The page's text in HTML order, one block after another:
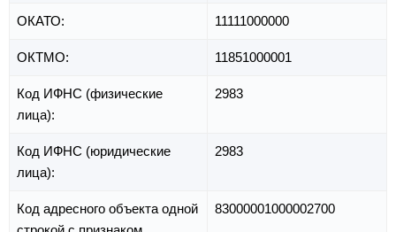
ОКАТО: 11111000000
ОКТМО: 11851000001
Код ИФНС (физические
лица):
2983
Код ИФНС (юридические
лица):
2983
Код адресного объекта одной
83000001000002700